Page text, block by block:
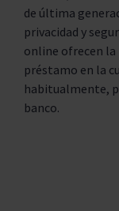
de última
privacidad y
online ofrecen
préstamo en la
habitualmente,
banco.